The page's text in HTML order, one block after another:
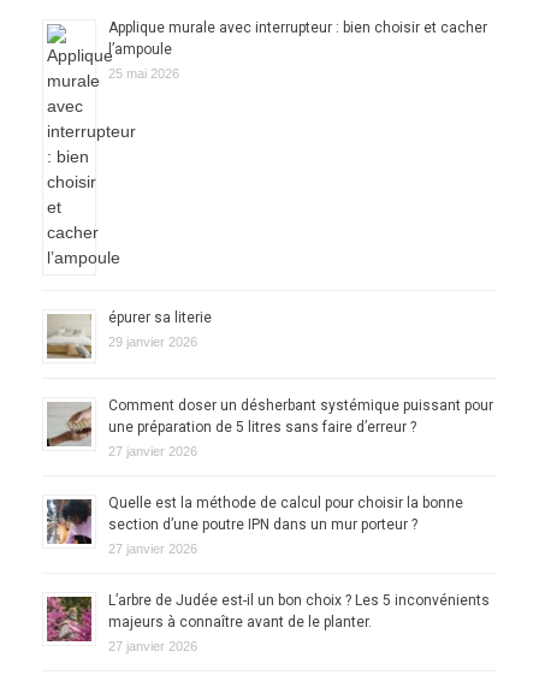
Applique murale avec interrupteur : bien choisir et cacher
l’ampoule
25 mai 2026
épurer sa literie
29 janvier 2026
Comment doser un désherbant systémique puissant pour
une préparation de 5 litres sans faire d’erreur ?
27 janvier 2026
Quelle est la méthode de calcul pour choisir la bonne
section d’une poutre IPN dans un mur porteur ?
27 janvier 2026
L’arbre de Judée est-il un bon choix ? Les 5 inconvénients
majeurs à connaître avant de le planter.
27 janvier 2026